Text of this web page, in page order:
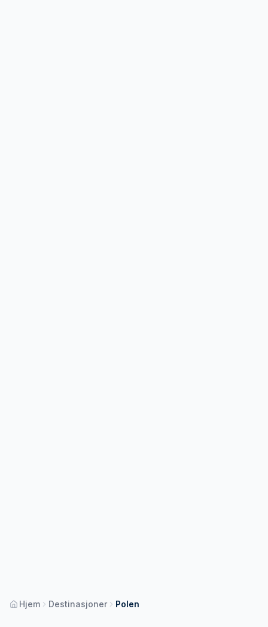
Hjem Destinasjoner Polen